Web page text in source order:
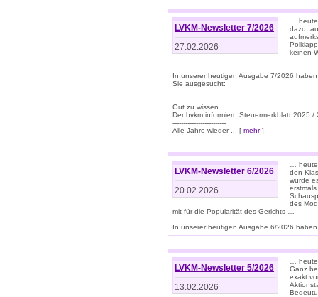
LVKM-Newsletter 7/2026
27.02.2026
…
dazu,
keinen
In unserer heutigen Ausgabe 7/2026
Sie ausgesucht:
Gut zu wissen
Der bvkm informiert: Steuermerkblatt 2025 /
-------------------------
Alle Jahre wieder ... [ mehr]
LVKM-Newsletter 6/2026
20.02.2026
…
den
wurde
des
mit für die Popularität des Gerichts …
In unserer heutigen Ausgabe 6/2026
LVKM-Newsletter 5/2026
13.02.2026
…
Ganz
exakt